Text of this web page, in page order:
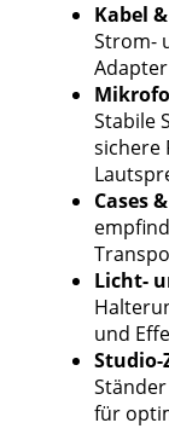
Kabel
Strom-
Stabile
sichere
Cases
Licht-
und
Studio-
für